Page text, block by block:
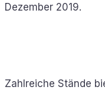
Dezember 2019.
Zahlreiche Stände